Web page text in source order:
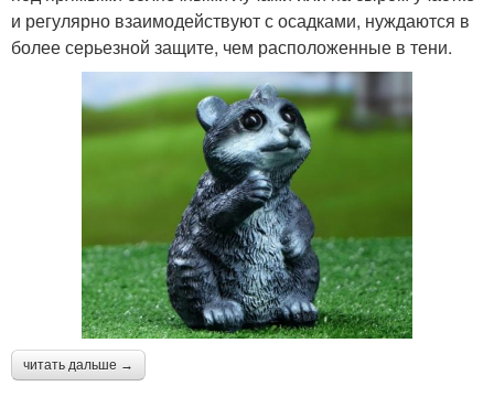
и регулярно взаимодействуют с осадками, нуждаются в
более серьезной защите, чем расположенные в тени.
читать дальше →